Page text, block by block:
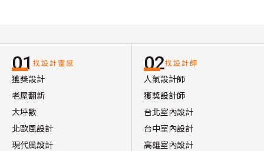
01 找設計靈感
獲獎設計
老屋翻新
大坪數
北歐風設計
現代風設計
02找設計師
人氣設計師
獲獎設計師
台北室內設計
台中室內設計
高雄室內設計